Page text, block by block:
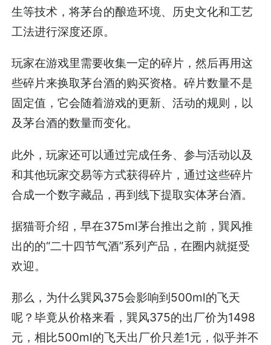
生等技术，将茅台的酿造环境、历史文化和工艺
工法进行深度还原。
玩家在游戏里需要收集一定的碎片，然后再用这
些碎片来换取茅台酒的购买资格。碎片数量不是
固定值，它会随着游戏的更新、活动的规则，以
及茅台酒的数量而变化。
此外，玩家还可以通过完成任务、参与活动以及
和其他玩家交易等方式获得碎片，通过这些碎片
合成一个数字藏品，再到线下提取实体茅台酒。
据猫哥介绍，早在375ml茅台推出之前，巽风推
出的的“二十四节气酒”系列产品，在圈内就挺受
欢迎。
那么，为什么巽风375会影响到500ml的飞天
呢？毕竟从价格来看，巽风375的出厂价为1498
元，相比500ml的飞天出厂价只差1元，似乎并不